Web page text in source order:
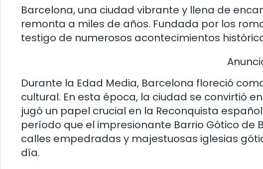
Barcelona, una ciudad vibrante y llena de
remonta a miles de años. Fundada por los
testigo de numerosos acontecimientos
Durante la Edad Media, Barcelona floreció
cultural. En esta época, la ciudad se convirtió
jugó un papel crucial en la Reconquista
período que el impresionante Barrio Gótico de
calles empedradas y majestuosas iglesias
día.